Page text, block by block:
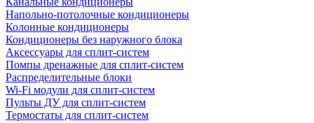
Напольно-потолочные кондиционеры
Колонные кондиционеры
Кондиционеры без наружного блока
Аксессуары для сплит-систем
Помпы дренажные для сплит-систем
Распределительные блоки
Wi-Fi модули для сплит-систем
Пульты ДУ для сплит-систем
Термостаты для сплит-систем